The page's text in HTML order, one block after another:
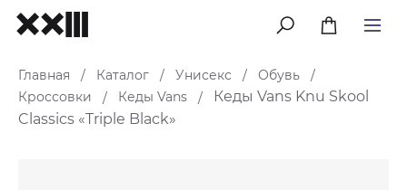
меню
Главная / Каталог / Унисекс / Обувь
/
Кроссовки
/ Кеды Vans /
Кеды Vans Knu Skool
Classics «Triple Black»